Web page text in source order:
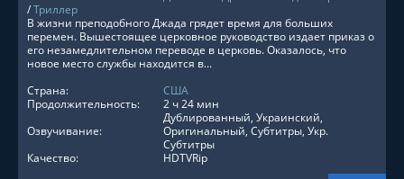
/Триллер
В жизни преподобного Джада грядет время для больших
перемен. Вышестоящее церковное руководство издает приказ о
его незамедлительном переводе в церковь. Оказалось, что
новое место службы находится в...
Страна:
США
Продолжительность:
2 ч 24 мин
Озвучивание:
Дублированный, Украинский,
Оригинальный, Субтитры, Укр.
Субтитры
Качество:
HDTVRip